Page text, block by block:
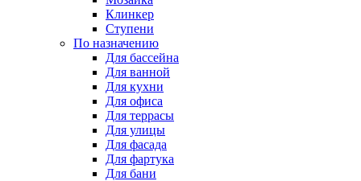
Клинкер
Ступени
По назначению
Для бассейна
Для ванной
Для кухни
Для офиса
Для террасы
Для улицы
Для фасада
Для фартука
Для бани